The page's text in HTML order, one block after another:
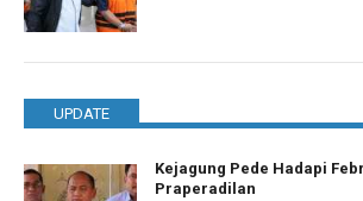
UPDATE
Kejagung Pede Hadapi
Praperadilan